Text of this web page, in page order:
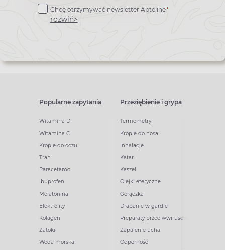
newslettera
Chcę otrzymywać newsletter Apteline*
rozwiń>
Popularne zapytania
Witamina D
Witamina C
Krople do oczu
Tran
Paracetamol
Ibuprofen
Melatonina
Elektrolity
Kolagen
Zatoki
Woda morska
Przeziębienie i grypa
Termometry
Krople do nosa
Inhalacje
Katar
Kaszel
Olejki eteryczne
Gorączka
Drapanie w gardle
Preparaty przeciwwirusowe
Zapalenie ucha
Odporność